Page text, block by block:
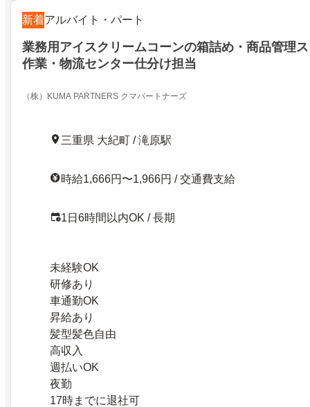
新着アルバイト・パート
業務用アイスクリームコーンの箱詰め・商品管理
作業・物流センター仕分け担当
（株）KUMA PARTNERS クマパートナーズ
三重県 大紀町 / 滝原駅
時給1,666円〜1,966円 / 交通費支給
1日6時間以内OK / 長期
未経験OK
研修あり
車通勤OK
昇給あり
髪型髪色自由
高収入
週払いOK
夜勤
17時までに退社可